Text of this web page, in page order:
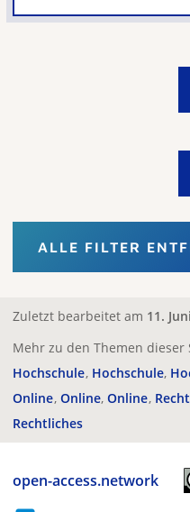
ALLE FILTER
Zuletzt bearbeitet am 11.
Mehr zu den Themen dieser
Hochschule Hochschule
Online Online Online
Rechtliches
open-access.network